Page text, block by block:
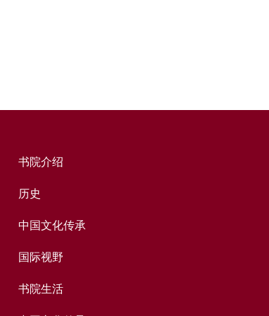
书院介绍
历史
中国文化传承
国际视野
书院生活